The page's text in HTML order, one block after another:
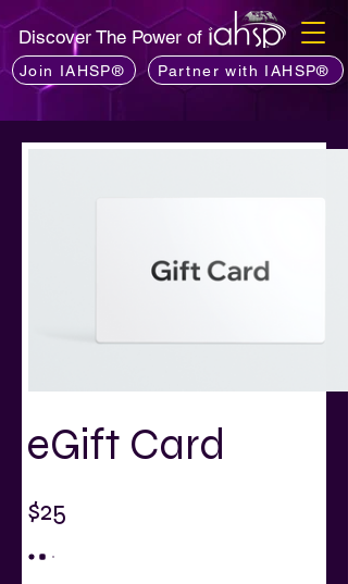
Discover The Power of
Join IAHSP® Partner with IAHSP®
eGift Card
$25